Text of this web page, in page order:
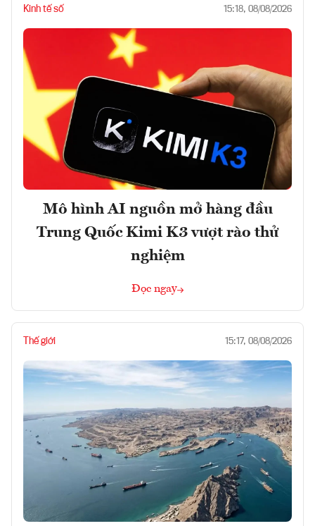
Kinh tế số 15:18, 08/08/2026
Mô hình AI nguồn mở hàng đầu
Trung Quốc Kimi K3 vượt rào thử
nghiệm
Đọc ngay
Thế giới 15:17, 08/08/2026